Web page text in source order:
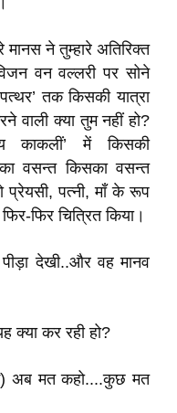
मानस ने तुम्हारे अतिरिक्त
वन वल्लरी पर सोने
तक किसकी यात्रा
वाली क्या तुम नहीं हो?
काकलीं’ में किसकी
वसन्त किसका वसन्त
प्रेयसी, पत्नी, माँ के रूप
फिर चित्रित किया।
पीड़ा देखी..और वह मानव
क्या कर रही हो?
अब मत कहो....कुछ मत